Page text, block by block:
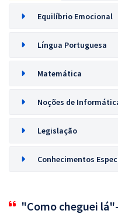
Equilíbrio Emocional
Língua Portuguesa
Matemática
Noções de
Legislação
Conhecimentos
"Como cheguei